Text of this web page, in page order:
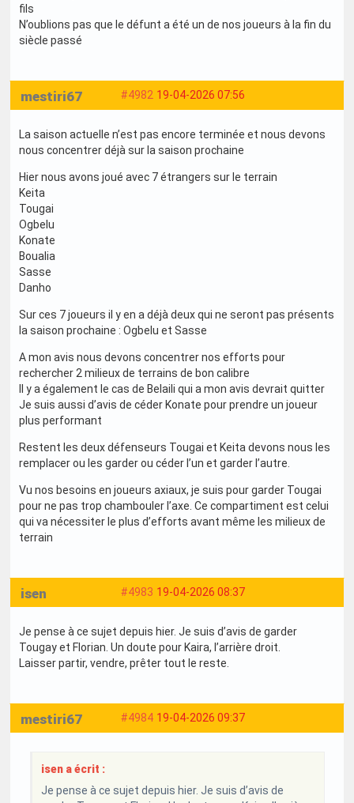
fils
N’oublions pas que le défunt a été un de nos joueurs à la fin du
siècle passé
#4982 19-04-2026 07:56
mestiri67
La saison actuelle n’est pas encore terminée et nous devons
nous concentrer déjà sur la saison prochaine
Hier nous avons joué avec 7 étrangers sur le terrain
Keita
Tougai
Ogbelu
Konate
Boualia
Sasse
Danho
Sur ces 7 joueurs il y en a déjà deux qui ne seront pas présents
la saison prochaine : Ogbelu et Sasse
A mon avis nous devons concentrer nos efforts pour
rechercher 2 milieux de terrains de bon calibre
Il y a également le cas de Belaili qui a mon avis devrait quitter
Je suis aussi d’avis de céder Konate pour prendre un joueur
plus performant
Restent les deux défenseurs Tougai et Keita devons nous les
remplacer ou les garder ou céder l’un et garder l’autre.
Vu nos besoins en joueurs axiaux, je suis pour garder Tougai
pour ne pas trop chambouler l’axe. Ce compartiment est celui
qui va nécessiter le plus d’efforts avant même les milieux de
terrain
#4983 19-04-2026 08:37
isen
Je pense à ce sujet depuis hier. Je suis d’avis de garder
Tougay et Florian. Un doute pour Kaira, l’arrière droit.
Laisser partir, vendre, prêter tout le reste.
#4984 19-04-2026 09:37
mestiri67
isen a écrit :
Je pense à ce sujet depuis hier. Je suis d’avis de